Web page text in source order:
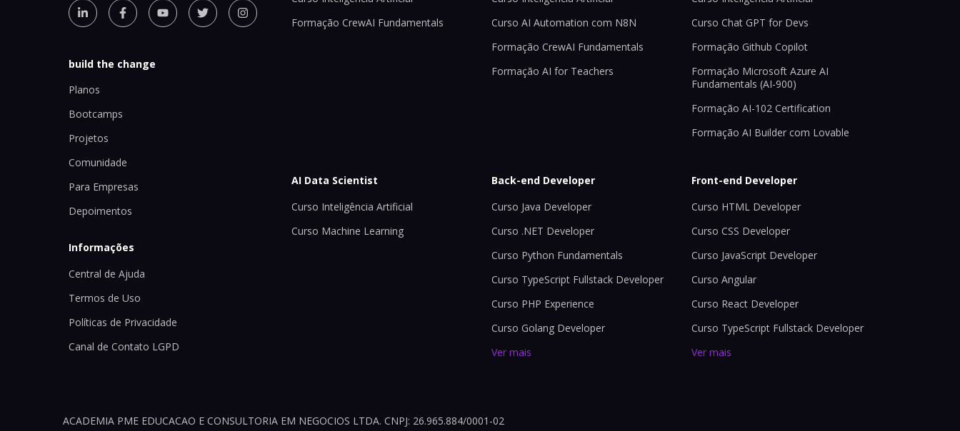
build the change
Planos
Bootcamps
Projetos
Comunidade
Para Empresas
Depoimentos
Informações
Central de Ajuda
Termos de Uso
Políticas de Privacidade
Canal de Contato LGPD
Formação CrewAI Fundamentals
Curso AI Automation com N8N
Formação CrewAI Fundamentals
Formação AI for Teachers
Curso Chat GPT for Devs
Formação Github Copilot
Formação Microsoft Azure AI
Fundamentals (AI-900)
Formação AI-102 Certification
Formação AI Builder com Lovable
AI Data Scientist
Curso Inteligência Artificial
Curso Machine Learning
Back-end Developer
Curso Java Developer
Curso .NET Developer
Curso Python Fundamentals
Curso TypeScript Fullstack Developer
Curso PHP Experience
Curso Golang Developer
Ver mais
Front-end Developer
Curso HTML Developer
Curso CSS Developer
Curso JavaScript Developer
Curso Angular
Curso React Developer
Curso TypeScript Fullstack Developer
Ver mais
ACADEMIA PME EDUCACAO E CONSULTORIA EM NEGOCIOS LTDA. CNPJ: 26.965.884/0001-02